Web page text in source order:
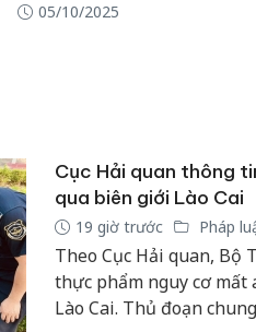
05/10/2025
Cục Hải quan thông
qua biên giới Lào Cai
19 giờ trước Pháp
Theo Cục Hải quan, Bộ
thực phẩm nguy cơ mất
Lào Cai. Thủ đoạn